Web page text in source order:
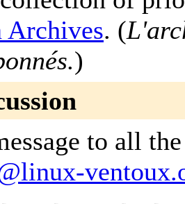
Archives. (
)
to all